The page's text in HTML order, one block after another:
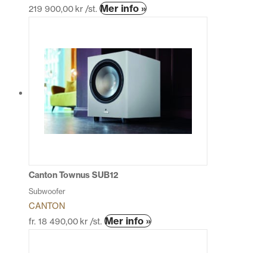
219 900,00 kr /st. Mer info »Den
har
flera
alternativen
kan
Canton Townus SUB12
Subwoofer
CANTON
fr. 18 490,00 kr /st. Mer info »Den